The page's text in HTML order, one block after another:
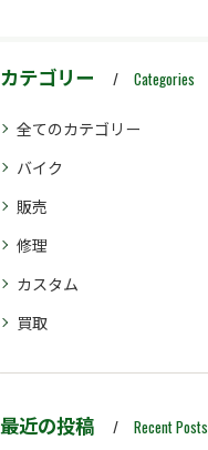
カテゴリー Categories
全てのカテゴリー
バイク
販売
修理
カスタム
買取
最近の投稿 Recent Posts